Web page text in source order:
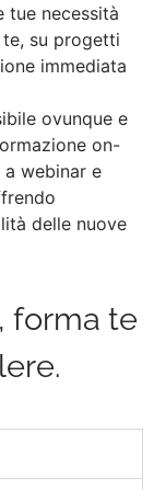
tue necessità
su progetti
immediata
ovunque e
on-
webinar e
delle nuove
forma te